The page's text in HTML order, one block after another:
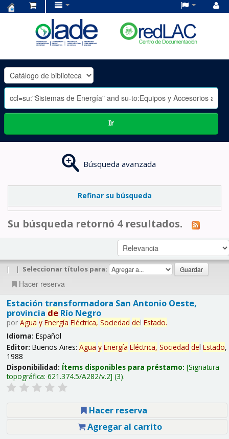
OLADE
-
Ir
Búsqueda avanzada
Refinar su búsqueda
Su búsqueda retornó 4 resultados.
| | Seleccionar títulos para:
Hacer reserva
Estación transformadora San Antonio Oeste,
provincia deRío Negro
por Agua y Energía Eléctrica, Sociedad del Estado.
Idioma: Español
Editor: Buenos Aires: Agua y Energía Eléctrica, Sociedad del Estado,
1988
Disponibilidad: Ítems disponibles para préstamo: Signatura
topográfica: 621.374.5/A282/v.2 (3).
Hacer reserva
Agregar al carrito